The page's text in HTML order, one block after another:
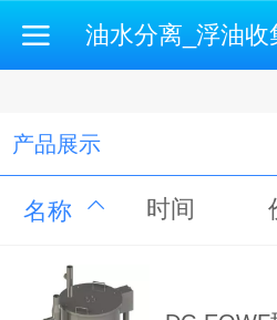
产品展示
名称 时间